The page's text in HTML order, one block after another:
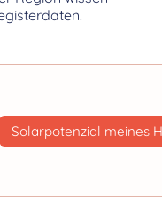
Solarpotenzial meines